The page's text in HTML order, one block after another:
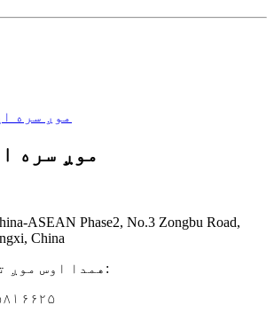
موږ سره
موږ سره
ASEAN Phase2, No.3 Zongbu Road,
China
همدا اوس موږ ته زنګ ووهئ:
+۸۶-